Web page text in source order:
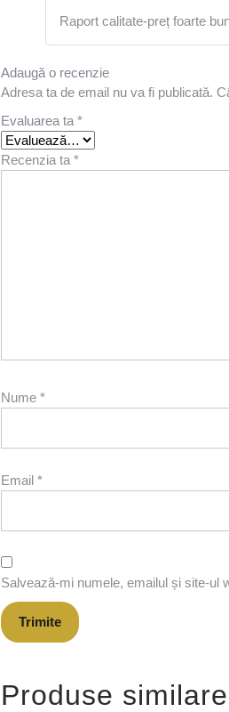
Raport calitate-preț foarte
Adaugă o recenzie
Adresa ta de email nu va fi publicată.
Evaluarea ta *
Recenzia ta *
Nume *
Email *
Salvează-mi numele, emailul și site-ul
Produse similare